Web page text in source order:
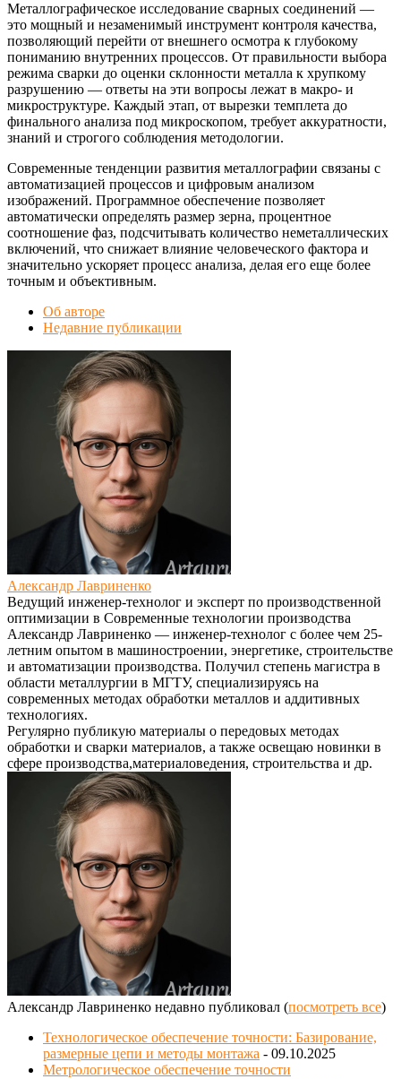
Металлографическое исследование сварных соединений —
это мощный и незаменимый инструмент контроля качества,
позволяющий перейти от внешнего осмотра к глубокому
пониманию внутренних процессов. От правильности выбора
режима сварки до оценки склонности металла к хрупкому
разрушению — ответы на эти вопросы лежат в макро- и
микроструктуре. Каждый этап, от вырезки темплета до
финального анализа под микроскопом, требует аккуратности,
знаний и строгого соблюдения методологии.
Современные тенденции развития металлографии связаны с
автоматизацией процессов и цифровым анализом
изображений. Программное обеспечение позволяет
автоматически определять размер зерна, процентное
соотношение фаз, подсчитывать количество неметаллических
включений, что снижает влияние человеческого фактора и
значительно ускоряет процесс анализа, делая его еще более
точным и объективным.
Об авторе
Недавние публикации
Александр Лавриненко
Ведущий инженер-технолог и эксперт по производственной
оптимизации в Современные технологии производства
Александр Лавриненко — инженер-технолог с более чем 25-
летним опытом в машиностроении, энергетике, строительстве
и автоматизации производства. Получил степень магистра в
области металлургии в МГТУ, специализируясь на
современных методах обработки металлов и аддитивных
технологиях.
Регулярно публикую материалы о передовых методах
обработки и сварки материалов, а также освещаю новинки в
сфере производства,материаловедения, строительства и др.
Александр Лавриненко недавно публиковал (посмотреть все)
Технологическое обеспечение точности: Базирование,
размерные цепи и методы монтажа - 09.10.2025
Метрологическое обеспечение точности